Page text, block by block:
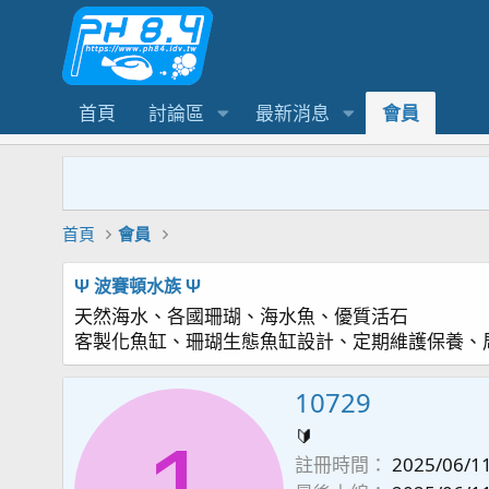
首頁 討論區 最新消息 會員
首頁 會員
Ψ 波賽頓水族 Ψ
天然海水、各國珊瑚、海水魚、優質活石
客製化魚缸、珊瑚生態魚缸設計、定期維護保養、
10729
🔰
註冊時間
2025/06/11